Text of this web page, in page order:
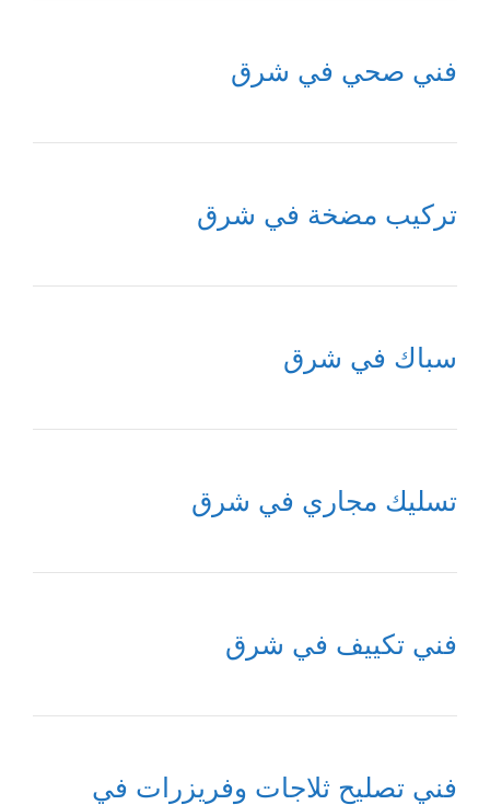
فني صحي في شرق
تركيب مضخة في شرق
سباك في شرق
تسليك مجاري في شرق
فني تكييف في شرق
فني تصليح ثلاجات وفريزرات في